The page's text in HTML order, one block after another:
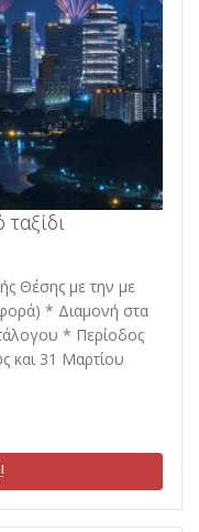
Θέσης με την με
* Διαμονή στα
* Περίοδος
και 31 Μαρτίου